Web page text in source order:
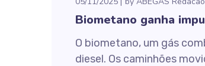
Biometano ganha
O biometano, um gás
diesel. Os caminhões